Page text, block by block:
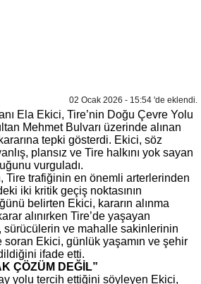
02 Ocak 2026 - 15:54 'de eklendi.
Ela Ekici, Tire’nin Doğu Çevre Yolu
Mehmet Bulvarı üzerinde alınan
tepki gösterdi. Ekici, söz
plansız ve Tire halkını yok sayan
vurguladı.
Tire trafiğinin en önemli arterlerinden
iki kritik geçiş noktasının
belirten Ekici, kararın alınma
alınırken Tire’de yaşayan
sürücülerin ve mahalle sakinlerinin
soran Ekici, günlük yaşamın ve şehir
ifade etti.
ÇÖZÜM DEĞİL”
yolu tercih ettiğini söyleyen Ekici,